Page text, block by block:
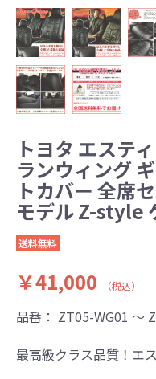
トヨタ エステ
ランウィング
トカバー 全席
モデル Z-style
送料無料
￥41,000 （税込）
品番： ZT05-WG01 ～
最高級クラス品質！エ